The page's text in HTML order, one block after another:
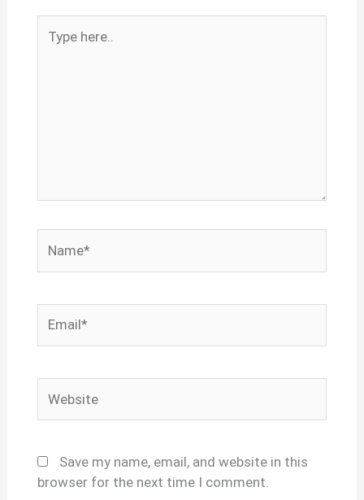
here..
Save my name, email, and website in this
browser for the next time I comment.